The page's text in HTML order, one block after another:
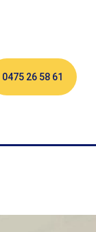
0475 26 58 61